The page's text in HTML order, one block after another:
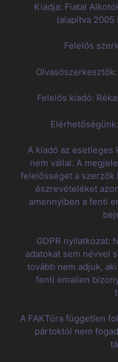
Kiadja: Fiatal
(alapítva 2005
Felelős
Felelős kiadó:
A kiadó az
nem vállal. A
felelősséget a szerzők
észrevételéket
amennyiben a fenti
GDPR nyilatkozat:
adatokat sem névvel
tovább nem adjuk,
fenti emailen
A FAKTúra független
pártoktól nem